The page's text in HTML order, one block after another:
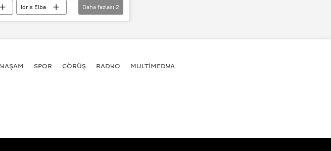
Idris Elba
Daha fazlası 2
YAŞAM SPOR GÖRÜŞ RADYO MULTİMEDYA